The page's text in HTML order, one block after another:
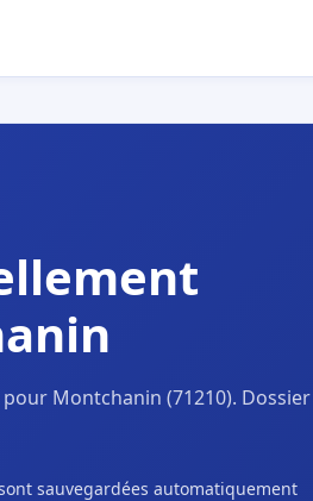
Montchanin (71210). Dossier
sauvegardées automatiquement